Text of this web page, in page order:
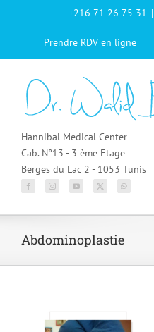
+216 71 26 75 31 |
Prendre RDV en ligne
Hannibal Medical Center
Cab. N°13 - 3 ème Etage
Berges du Lac 2 - 1053 Tunis
Abdominoplastie